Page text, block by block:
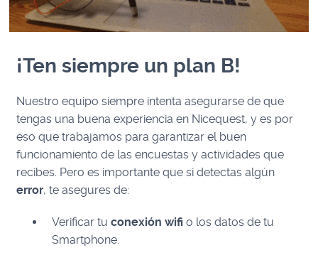
¡Ten siempre un plan B!
Nuestro equipo siempre intenta asegurarse de que
tengas una buena experiencia en Nicequest, y es por
eso que trabajamos para garantizar el buen
funcionamiento de las encuestas y actividades que
recibes. Pero es importante que si detectas algún
error, te asegures de:
Verificar tuconexión wifio los datos de tu
Smartphone.